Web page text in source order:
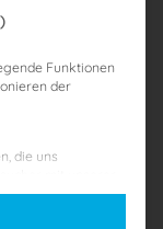
beruflichen
Abschnitten: einer
Beide
Fachwissen
du einen
schriftliche Teil
eine Einwilligung
Funktionen
der
die uns